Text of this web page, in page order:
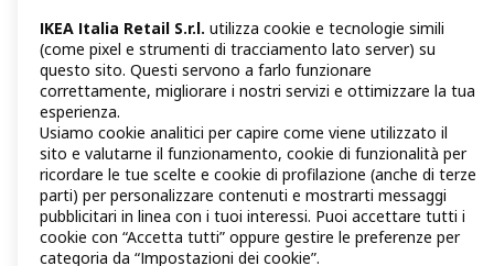
IKEA Italia Retail S.r.l. utilizza cookie e tecnologie simili
(come pixel e strumenti di tracciamento lato server) su
questo sito. Questi servono a farlo funzionare
correttamente, migliorare i nostri servizi e ottimizzare la tua
esperienza.
Usiamo cookie analitici per capire come viene utilizzato il
sito e valutarne il funzionamento, cookie di funzionalità per
ricordare le tue scelte e cookie di profilazione (anche di terze
parti) per personalizzare contenuti e mostrarti messaggi
pubblicitari in linea con i tuoi interessi. Puoi accettare tutti i
cookie con “Accetta tutti” oppure gestire le preferenze per
categoria da “Impostazioni dei cookie”.